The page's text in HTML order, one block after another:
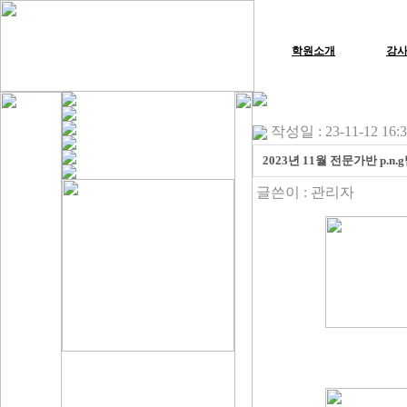
학원소개 강
작성일 : 23-11-12
2023년 11월 전문가반
글쓴이 : 관리자